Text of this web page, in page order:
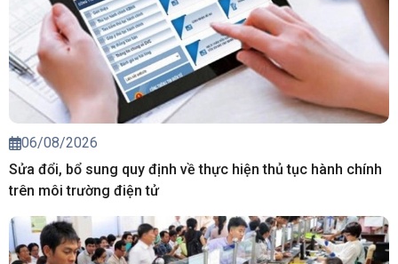
06/08/2026
Sửa đổi, bổ sung quy định về thực hiện thủ tục hành chính
trên môi trường điện tử